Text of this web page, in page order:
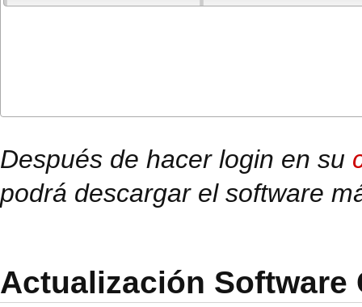
Después de hacer login en su
podrá descargar el software
Actualización Software